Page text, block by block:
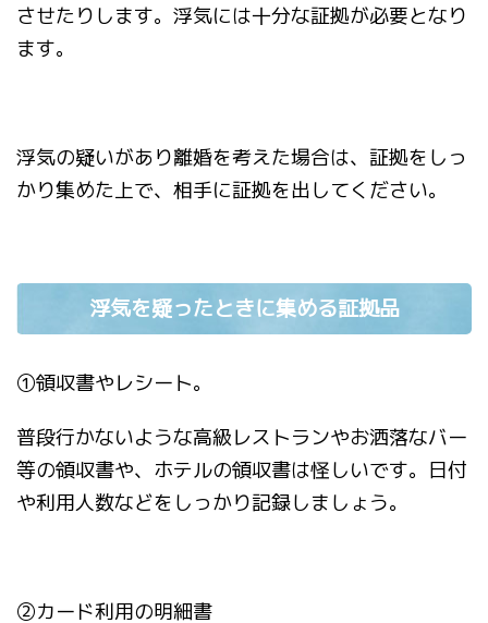
させたりします。 浮気には十分な証拠が必要となり
ます。
浮気の疑いがあり離婚を考えた場合は、証拠をしっ
かり集めた上で、相手に証拠を出してください。
浮気を疑ったときに集める証拠品
①領収書やレシート。
普段行かないような高級レストランやお洒落なバー
等の領収書や、ホテルの領収書は怪しいです。日付
や利用人数などをしっかり記録しましょう。
②カード利用の明細書